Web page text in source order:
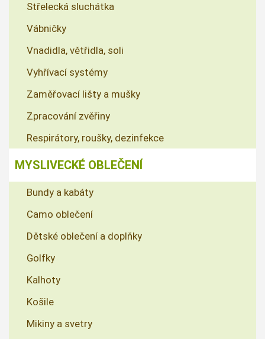
Střelecká sluchátka
Vábničky
Vnadidla, větřidla, soli
Vyhřívací systémy
Zaměřovací lišty a mušky
Zpracování zvěřiny
Respirátory, roušky, dezinfekce
MYSLIVECKÉ OBLEČENÍ
Bundy a kabáty
Camo oblečení
Dětské oblečení a doplňky
Golfky
Kalhoty
Košile
Mikiny a svetry